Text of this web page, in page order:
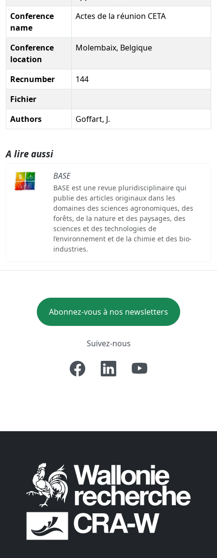
Conference
name
Actes de la réunion CETA
Conference
location
Molembaix, Belgique
Recnumber
144
Fichier
Authors
Goffart, J.
A lire aussi
BASE
BASE est une revue pluridisciplinaire qui
publie des articles originaux dans les
domaines des sciences agronomiques, des
forêts, de la nature et des paysages, des
sciences et des technologies de
l’environnement et de la chimie et des bio-
industries.
Abonnez-vous à nos newsletters
Suivez-nous